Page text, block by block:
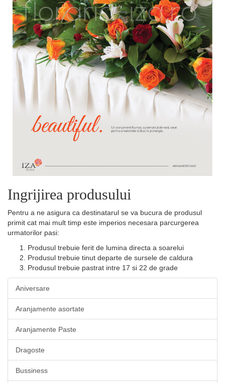
Ingrijirea produsului
Pentru a ne asigura ca destinatarul se va bucura de produsul
primit cat mai mult timp este imperios necesara parcurgerea
urmatorilor pasi:
Produsul trebuie ferit de lumina directa a soarelui
Produsul trebuie tinut departe de sursele de caldura
Produsul trebuie pastrat intre 17 si 22 de grade
Aniversare
Aranjamente asortate
Aranjamente Paste
Dragoste
Bussiness